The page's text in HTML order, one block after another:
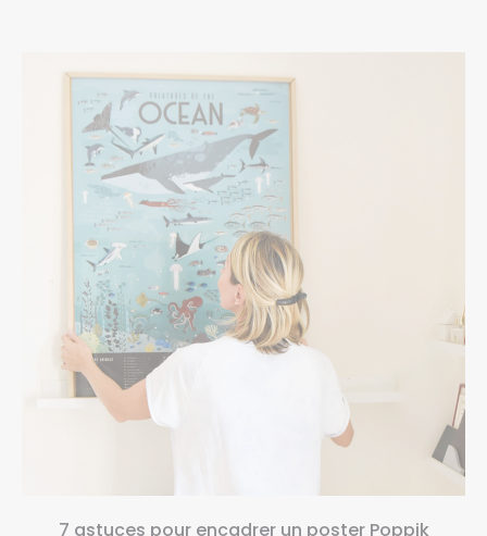
7 astuces pour encadrer un poster Poppik